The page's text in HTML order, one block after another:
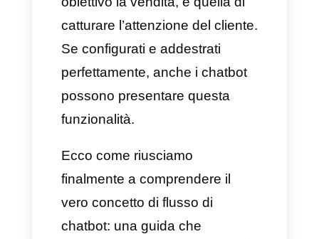
comunicazione basata su
interazioni completamente
umane. I bot possono così
avviare conversazioni in modo
seminaturale. Una volta fatto
questo, i chatbot adattano le
competenze, la personalità, le